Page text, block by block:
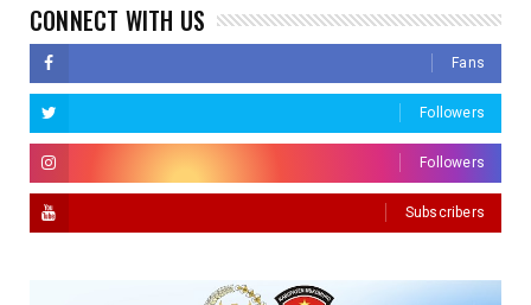
CONNECT WITH US
Fans
Followers
Followers
Subscribers